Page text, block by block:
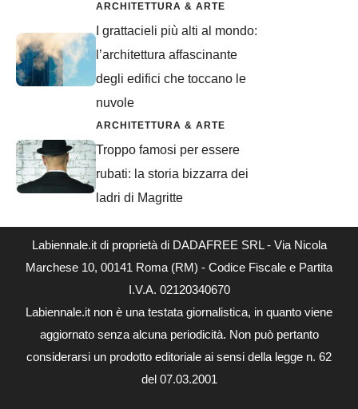
ARCHITETTURA & ARTE
I grattacieli più alti al mondo:
l’architettura affascinante
degli edifici che toccano le
nuvole
ARCHITETTURA & ARTE
Troppo famosi per essere
rubati: la storia bizzarra dei
ladri di Magritte
Labiennale.it di proprietà di DADAFREE SRL - Via Nicola
Marchese 10, 00141 Roma (RM) - Codice Fiscale e Partita
I.V.A. 02120340670
Labiennale.it non è una testata giornalistica, in quanto viene
aggiornato senza alcuna periodicità. Non può pertanto
considerarsi un prodotto editoriale ai sensi della legge n. 62
del 07.03.2001